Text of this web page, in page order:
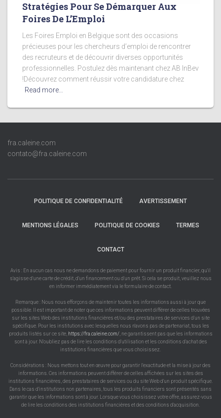
Stratégies Pour Se Démarquer Aux
Foires De L’Emploi
Les Foires Emploi en Belgique sont des occasions
précieuses pour les chercheurs d’emploi de rencontrer
des recruteurs et de découvrir diverses opportunités
professionnelles. Postulez dès maintenant chez AB InBev
!Découvrez comment réussir votre candidature chez
Read more…
fra.caleine.com
contato@fra.caleine.com
POLITIQUE DE CONFIDENTIALITÉ AVERTISSEMENT
MENTIONS LÉGALES POLITIQUE DE COOKIES TERMES
CONTACT
Avis : En aucun cas nous ne demandons de paiement pour fournir un produit financier, qu'il
s'agisse d'une carte de crédit, d'un financement ou d'un prêt. Si cela se produit, veuillez nous
en informer immédiatement via le formulaire de contact.
Remarque : Nous nous efforçons de maintenir toutes les informations aussi à jour que
possible. Il est important de noter que ces informations peuvent différer de celles trouvées
sur les sites Web des institutions financières et/ou des prestataires de services d'un site
spécifique. Pour les institutions avec lesquelles nous n'avons pas de partenariat, tous les
produits listés sur ce site, https://fra.caleine.com/, ne garantissent pas que les informations
sont à jour. N'oubliez pas de lire les conditions d'utilisation et les conditions d'achat des
institutions financières que vous choisissez.
Considérations : Nous mettons tout en œuvre pour garantir l'exactitude et la mise à jour des
informations. Ces informations peuvent différer de celles affichées sur les sites des
institutions financières, des prestataires de services ou du site Web d'un produit spécifique.
Dans le cas d'institutions non partenaires, tous les produits financiers sont présentés sans
garantir que les informations sont à jour. Lorsque vous choisissez votre offre, assurez-vous
de lire les conditions des institutions financières et des conditions d'acquisition.